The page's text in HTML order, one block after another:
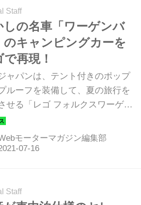
概要を比べてみよう。
Staff
しの名車「ワーゲンバ
のキャンピングカーを
で再現！
ャパンは、テント付きのポップ
ルーフを装備して、夏の旅行を
せる「レゴ フォルクスワーゲン
2 バス キャンピングカー」を
8月1日より発売する。
モーターマガジン編集部
Staff